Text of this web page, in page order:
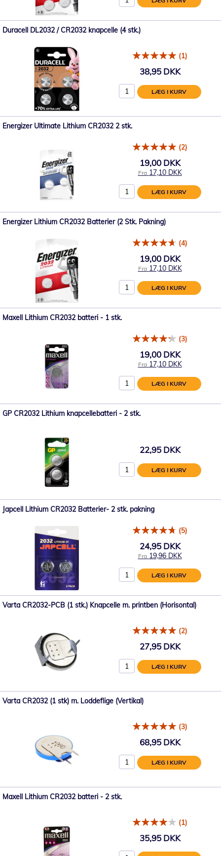
Duracell DL2032 / CR2032 knapcelle (4 stk.)
(1)
38,95 DKK
LÆG I KURV
Energizer Ultimate Lithium CR2032 2 stk.
(2)
19,00 DKK
Fra 17,10 DKK
LÆG I KURV
Energizer Lithium CR2032 Batterier (2 Stk. Pakning)
(4)
19,00 DKK
Fra 17,10 DKK
LÆG I KURV
Maxell Lithium CR2032 batteri - 1 stk.
(3)
19,00 DKK
Fra 17,10 DKK
LÆG I KURV
GP CR2032 Lithium knapcellebatteri - 2 stk.
22,95 DKK
LÆG I KURV
Japcell Lithium CR2032 Batterier- 2 stk. pakning
(5)
24,95 DKK
Fra 19,96 DKK
LÆG I KURV
Varta CR2032-PCB (1 stk.) Knapcelle m. printben (Horisontal)
(2)
27,95 DKK
LÆG I KURV
Varta CR2032 (1 stk) m. Loddeflige (Vertikal)
(3)
68,95 DKK
LÆG I KURV
Maxell Lithium CR2032 batteri - 2 stk.
(1)
35,95 DKK